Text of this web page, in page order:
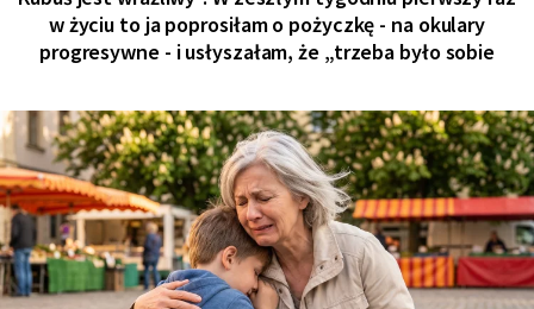
w życiu to ja poprosiłam o pożyczkę - na okulary
progresywne - i usłyszałam, że „trzeba było sobie